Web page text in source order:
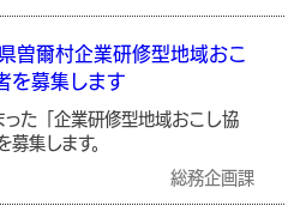
曽爾村企業研修型地域おこ
を募集します
た「企業研修型地域おこし協
集します。
総務企画課